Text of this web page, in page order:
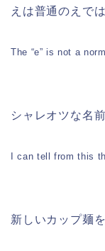
えは普通のえで
The “e” is not a
シャレオツな名
I can tell from this
新しいカップ麺